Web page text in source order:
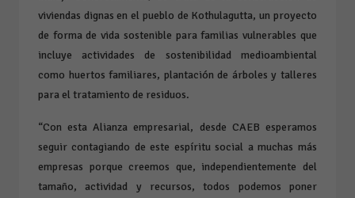
viviendas dignas en el pueblo de Kothulagutta, un proyecto
de forma de vida sostenible para familias vulnerables que
incluye actividades de sostenibilidad medioambiental
como huertos familiares, plantación de árboles y talleres
para el tratamiento de residuos.
“Con esta Alianza empresarial, desde CAEB esperamos
seguir contagiando de este espíritu social a muchas más
empresas porque creemos que, independientemente del
tamaño, actividad y recursos, todos podemos poner